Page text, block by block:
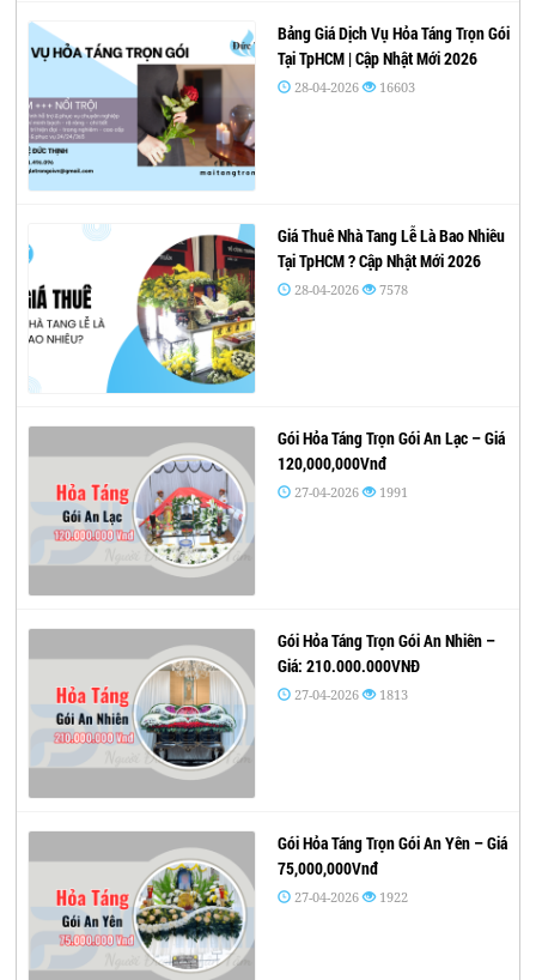
Bảng Giá Dịch Vụ Hỏa Táng Trọn Gói
Tại TpHCM | Cập Nhật Mới 2026
28-04-2026 16603
Giá Thuê Nhà Tang Lễ Là Bao Nhiêu
Tại TpHCM ? Cập Nhật Mới 2026
28-04-2026 7578
Gói Hỏa Táng Trọn Gói An Lạc – Giá
120,000,000Vnđ
27-04-2026 1991
Gói Hỏa Táng Trọn Gói An Nhiên –
Giá: 210.000.000VNĐ
27-04-2026 1813
Gói Hỏa Táng Trọn Gói An Yên – Giá
75,000,000Vnđ
27-04-2026 1922